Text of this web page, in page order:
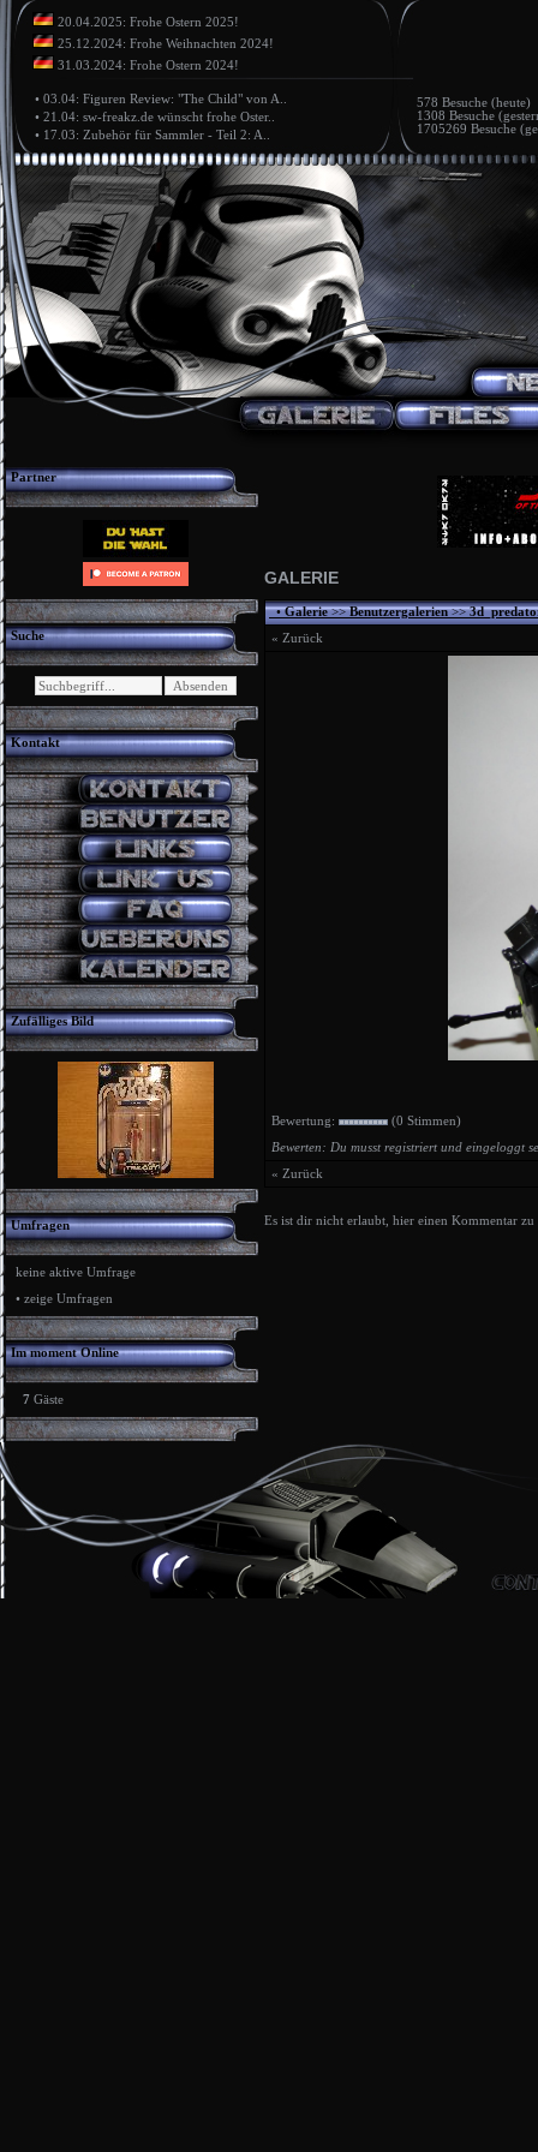
20.04.2025: Frohe Ostern 2025!
25.12.2024: Frohe Weihnachten 2024!
31.03.2024: Frohe Ostern 2024!
• 03.04: Figuren Review: "The Child" von A..
• 21.04: sw-freakz.de wünscht frohe Oster..
• 17.03: Zubehör für Sammler - Teil 2: A..
578 Besuche (heute)
1308 Besuche
1705269 Besuche
Partner
Suche
Kontakt
Zufälliges Bild
Umfragen
keine aktive Umfrage
• zeige Umfragen
Im moment Online
7 Gäste
GALERIE
•Galerie>>Benutzergalerien>>
« Zurück
Bewertung:
(0 Stimmen)
Bewerten: Du musst registriert und eingeloggt
« Zurück
Es ist dir nicht erlaubt, hier einen Kommentar zu